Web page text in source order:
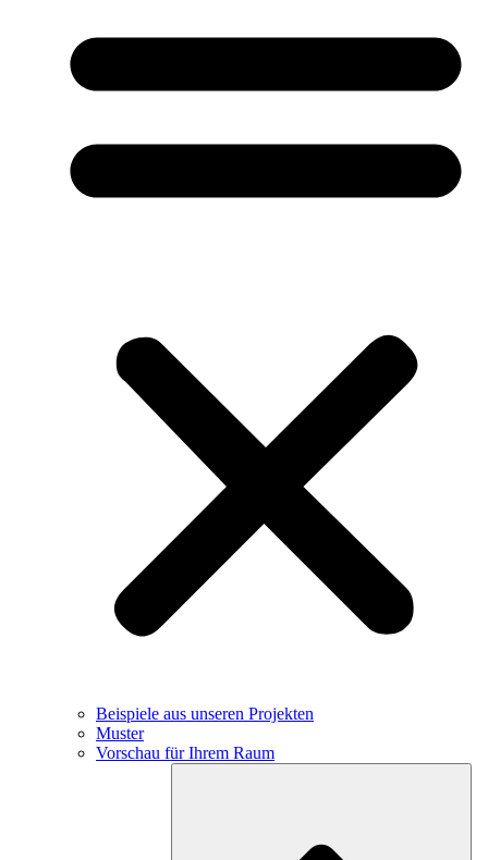
Beispiele aus unseren Projekten
Muster
Vorschau für Ihrem Raum